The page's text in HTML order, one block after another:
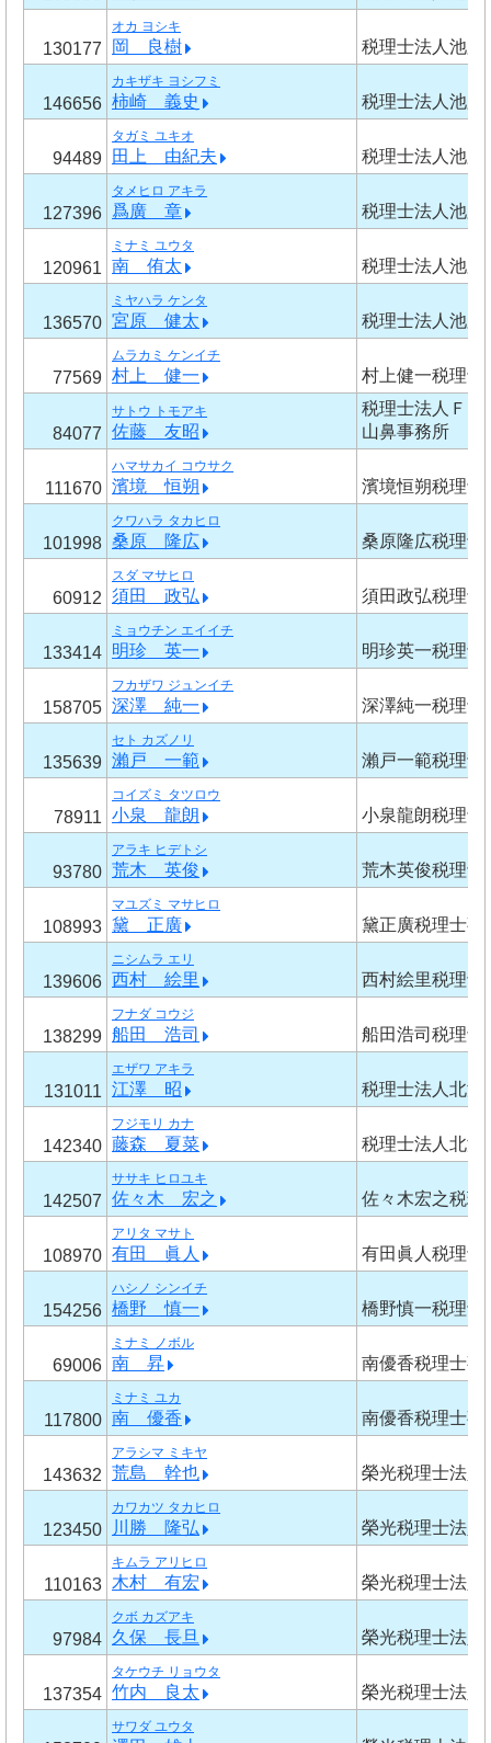
130177
オカ ヨシキ
岡 良樹 税理士法人池脇
146656
カキザキ ヨシフミ
柿崎 義史 税理士法人池脇
94489
タガミ ユキオ
田上 由紀夫 税理士法人池脇
127396
タメヒロ アキラ
爲廣 章 税理士法人池脇
120961
ミナミ ユウタ
南 侑太 税理士法人池脇
136570
ミヤハラ ケンタ
宮原 健太 税理士法人池脇
77569
ムラカミ ケンイチ
村上 健一 村上健一税理士
84077
サトウ トモアキ
佐藤 友昭
税理士法人Ｆ
山鼻事務所
111670
ハマサカイ コウサク
濱境 恒朔 濱境恒朔税理士
101998
クワハラ タカヒロ
桑原 隆広 桑原隆広税理士
60912
スダ マサヒロ
須田 政弘 須田政弘税理士
133414
ミョウチン エイイチ
明珍 英一 明珍英一税理士
158705
フカザワ ジュンイチ
深澤 純一 深澤純一税理士
135639
セト カズノリ
瀨戸 一範 瀨戸一範税理士
78911
コイズミ タツロウ
小泉 龍朗 小泉龍朗税理士
93780
アラキ ヒデトシ
荒木 英俊 荒木英俊税理士
108993
マユズミ マサヒロ
黛 正廣 黛正廣税理士事
139606
ニシムラ エリ
西村 絵里 西村絵里税理士
138299
フナダ コウジ
船田 浩司 船田浩司税理士
131011
エザワ アキラ
江澤 昭 税理士法人北
142340
フジモリ カナ
藤森 夏菜 税理士法人北
142507
ササキ ヒロユキ
佐々木 宏之 佐々木宏之税理
108970
アリタ マサト
有田 眞人 有田眞人税理士
154256
ハシノ シンイチ
橋野 慎一 橋野慎一税理士
69006
ミナミ ノボル
南 昇 南優香税理士事
117800
ミナミ ユカ
南 優香 南優香税理士事
143632
アラシマ ミキヤ
荒島 幹也 榮光税理士法人
123450
カワカツ タカヒロ
川勝 隆弘 榮光税理士法人
110163
キムラ アリヒロ
木村 有宏 榮光税理士法人
97984
クボ カズアキ
久保 長旦 榮光税理士法人
137354
タケウチ リョウタ
竹内 良太 榮光税理士法人
サワダ ユウタ